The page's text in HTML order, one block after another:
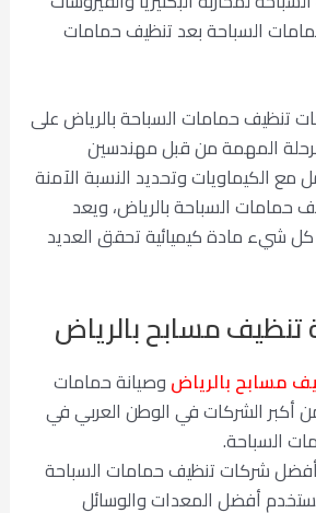
السباحة بعد تنظيف حمامات
تنظيف حمامات السباحة بالرياض على
المهمة من قبل مهندسين
الكيماويات وتحديد النسبة الآمنة
حمامات السباحة بالرياض، ويعد
كل شيء مادة كيميائية تحقق العديد
مسابح بالرياض
مسابح بالرياض وصيانة حمامات
أكبر الشركات في الوطن العربي في
السباحة.
شركات تنظيف حمامات السباحة
أفضل المعدات والوسائل